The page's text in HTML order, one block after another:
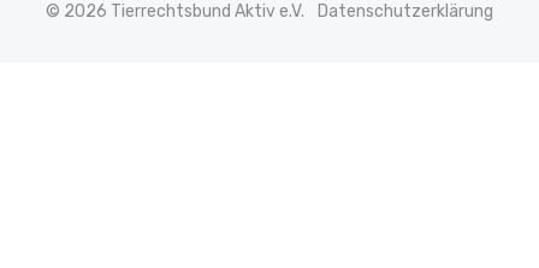
© 2026 Tierrechtsbund Aktiv e.V. Datenschutzerklärung